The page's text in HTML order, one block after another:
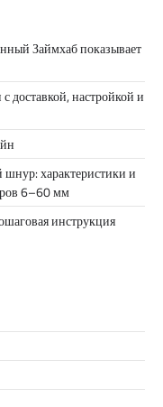
Займхаб показывает
доставкой, настройкой и
характеристики и
6–60 мм
инструкция